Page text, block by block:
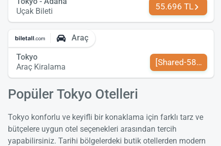
Uçak Bileti
55.696 TL
Araç
Tokyo
Araç Kiralama
[Shared-589-tr-
Popüler Tokyo Otelleri
Tokyo konforlu ve keyifli bir konaklama için farklı tarz ve
bütçelere uygun otel seçenekleri arasından tercih
yapabilirsiniz. Tarihi bölgelerdeki butik otellerden modern